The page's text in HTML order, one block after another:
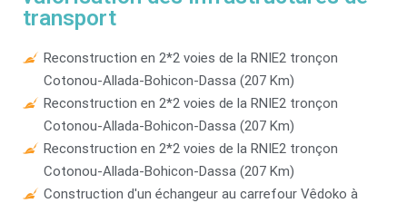
transport
Reconstruction en 2*2 voies de la RNIE2 tronçon
Cotonou-Allada-Bohicon-Dassa (207 Km)
Reconstruction en 2*2 voies de la RNIE2 tronçon
Cotonou-Allada-Bohicon-Dassa (207 Km)
Reconstruction en 2*2 voies de la RNIE2 tronçon
Cotonou-Allada-Bohicon-Dassa (207 Km)
Construction d'un échangeur au carrefour Vêdoko à